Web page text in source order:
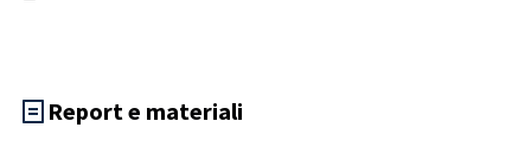
Report e materiali